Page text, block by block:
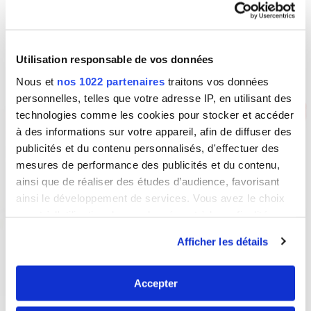
Utilisation responsable de vos données
Nous et nos 1022 partenaires traitons vos données
personnelles, telles que votre adresse IP, en utilisant des
technologies comme les cookies pour stocker et accéder
à des informations sur votre appareil, afin de diffuser des
publicités et du contenu personnalisés, d'effectuer des
mesures de performance des publicités et du contenu,
ainsi que de réaliser des études d’audience, favorisant
ainsi le développement de services. Vous avez le choix
tout moment en consultant la Déclaration relative aux
cookies ou en cliquant sur l'icône de confidentialité.
Si vous le permettez, nous aimerions également :
Afficher les détails
Accepter
SANYTOL ont une efficacité prouvée sur la
saleté (graisse, calcaire, taches… ) et
laissent un agréable parfum.
DES FORMULES RESPECTUEUSES
Sans javel, les formules SANYTOL ne
décolorent pas les vêtements et
respectent les utilisateurs et surfaces.